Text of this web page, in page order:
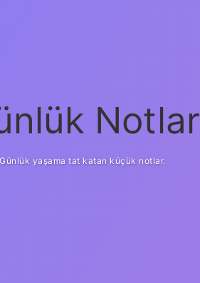
Notlar
Günlük yaşama tat katan küçük notlar.